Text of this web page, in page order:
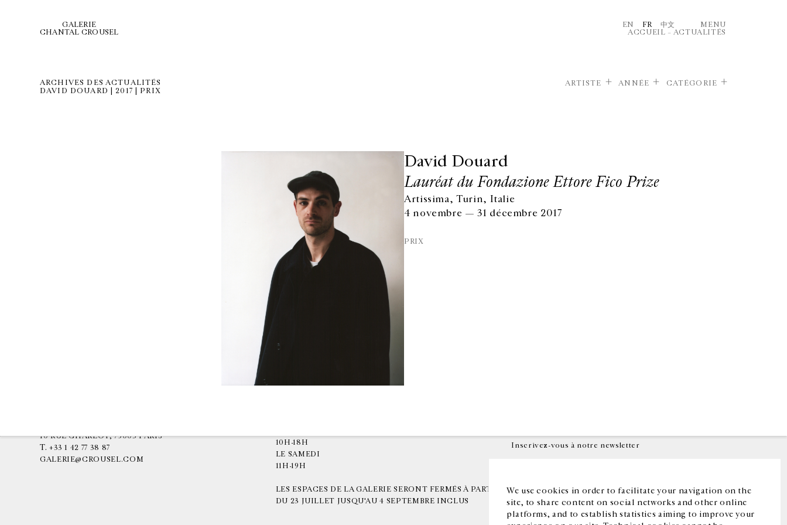
We use cookies in order to facilitate your navigation on the
site, to share content on social networks and other online
platforms, and to establish statistics aiming to improve your
GALERIE
CHANTAL CROUSEL
EN FR 中文
MENU
ACCUEIL – ACTUALITÉS
ARCHIVES DES ACTUALITÉS
DAVID DOUARD | 2017 | PRIX
ARTISTE ANNÉE CATÉGORIE
David Douard
Lauréat du Fondazione Ettore Fico Prize
Artissima, Turin, Italie
4 novembre — 31 décembre 2017
PRIX
10 RUE CHARLOT, 75003 PARIS
T. +33 1 42 77 38 87
GALERIE@CROUSEL.COM
10H-18H
LE SAMEDI
11H-19H
LES ESPACES DE LA GALERIE SERONT FERMÉS À PARTIR
DU 23 JUILLET JUSQU'AU 4 SEPTEMBRE INCLUS
Inscrivez-vous à notre newsletter